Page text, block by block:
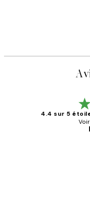
4.4 sur 5